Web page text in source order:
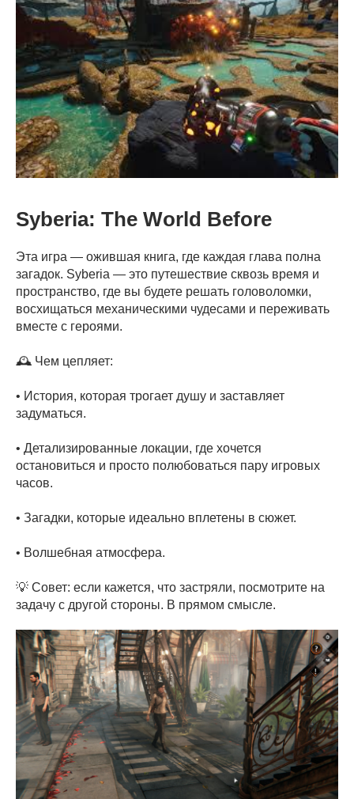
Syberia: The World Before
Эта игра — ожившая книга, где каждая глава полна
загадок. Syberia — это путешествие сквозь время и
пространство, где вы будете решать головоломки,
восхищаться механическими чудесами и переживать
вместе с героями.
🕰️ Чем цепляет:
• История, которая трогает душу и заставляет
задуматься.
• Детализированные локации, где хочется
остановиться и просто полюбоваться пару игровых
часов.
• Загадки, которые идеально вплетены в сюжет.
• Волшебная атмосфера.
💡 Совет: если кажется, что застряли, посмотрите на
задачу с другой стороны. В прямом смысле.